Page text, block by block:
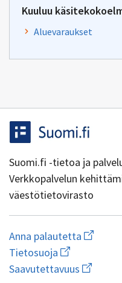
Kuuluu
Aluevaraukset
Suomi.fi -tietoa ja
Verkkopalvelun
väestötietovirasto
Anna palautetta Aloita
uuden
kirjoitus
Tietosuoja Avaa
linkki
uuteen
Saavutettavuus Avaa
linkki